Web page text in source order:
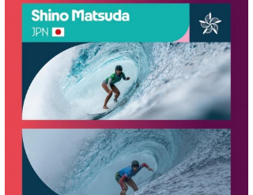
DELTA FORCE SURF
CBA Films
熊谷素子
進士剛光
田原啓江
植村未来
NOBUFUKU
大野”MAR”修聖
喜納海人
Aichan
chan-U
ECE
KID